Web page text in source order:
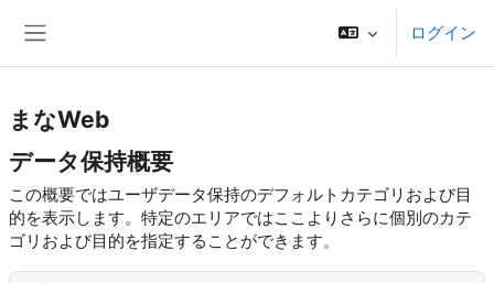
ログイン
まなWeb
データ保持概要
この概要ではユーザデータ保持のデフォルトカテゴリおよび目
的を表示します。特定のエリアではここよりさらに個別のカテ
ゴリおよび目的を指定することができます。